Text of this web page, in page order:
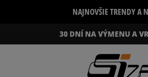
NAJNOVŠIE TRENDY A
30 DNÍ NA VÝMENU A